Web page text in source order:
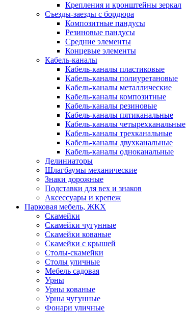
Крепления и кронштейны зеркал
Съезды-заезды с бордюра
Композитные пандусы
Резиновые пандусы
Средние элементы
Концевые элементы
Кабель-каналы
Кабель-каналы пластиковые
Кабель-каналы полиуретановые
Кабель-каналы металлические
Кабель-каналы композитные
Кабель-каналы резиновые
Кабель-каналы пятиканальные
Кабель-каналы четырехканальные
Кабель-каналы трехканальные
Кабель-каналы двухканальные
Кабель-каналы одноканальные
Делиниаторы
Шлагбаумы механические
Знаки дорожные
Подставки для вех и знаков
Аксессуары и крепеж
Парковая мебель, ЖКХ
Скамейки
Скамейки чугунные
Скамейки кованые
Скамейки с крышей
Столы-скамейки
Столы уличные
Мебель садовая
Урны
Урны кованые
Урны чугунные
Фонари уличные